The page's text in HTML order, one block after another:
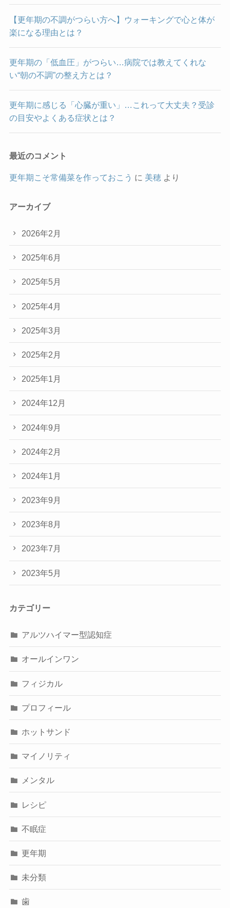
【更年期の不調がつらい方へ】ウォーキングで心と体が
楽になる理由とは？
更年期の「低血圧」がつらい…病院では教えてくれな
い“朝の不調”の整え方とは？
更年期に感じる「心臓が重い」…これって大丈夫？受診
の目安やよくある症状とは？
最近のコメント
更年期こそ常備菜を作っておこう に 美穂より
アーカイブ
2026年2月
2025年6月
2025年5月
2025年4月
2025年3月
2025年2月
2025年1月
2024年12月
2024年9月
2024年2月
2024年1月
2023年9月
2023年8月
2023年7月
2023年5月
カテゴリー
アルツハイマー型認知症
オールインワン
フィジカル
プロフィール
ホットサンド
マイノリティ
メンタル
レシピ
不眠症
更年期
未分類
歯